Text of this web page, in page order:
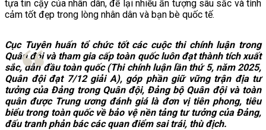
tựa tin cậy của nhân dân, để lại nhiều ấn tượng sâu sắc và tình
cảm tốt đẹp trong lòng nhân dân và bạn bè quốc tế.
Cục Tuyên huấn tổ chức tốt các cuộc thi chính luận trong
Quân đội và tham gia cấp toàn quốc luôn đạt thành tích xuất
sắc, dẫn đầu toàn quốc (Thi chính luận lần thứ 5, năm 2025,
Quân đội đạt 7/12 giải A), góp phần giữ vững trận địa tư
tưởng của Đảng trong Quân đội, Đảng bộ Quân đội và toàn
quân được Trung ương đánh giá là đơn vị tiên phong, tiêu
biểu trong toàn quốc về bảo vệ nền tảng tư tưởng của Đảng,
đấu tranh phản bác các quan điểm sai trái, thù địch.